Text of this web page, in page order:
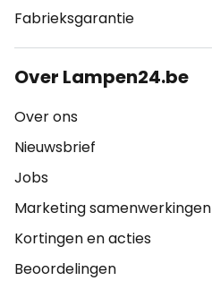
Fabrieksgarantie
Over Lampen24.be
Over ons
Nieuwsbrief
Jobs
Marketing samenwerkingen
Kortingen en acties
Beoordelingen